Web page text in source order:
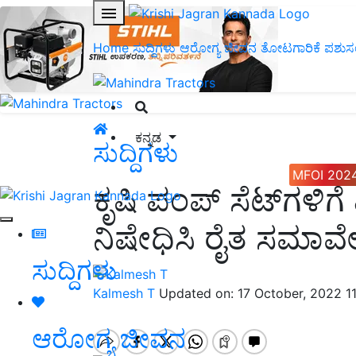
Home ಸುದ್ದಿಗಳು ಆರೋಗ್ಯ ಜೀವನ ತೋಟಗಾರಿಕೆ
ಕನ್ನಡ
MFOI
ಸುದ್ದಿಗಳು
ಆರೋಗ್ಯ ಜೀವನ
ಸುದ್ದಿಗಳು
ಕೃಷಿ ಪಂಪ್
ನಿಷೇಧಿಸಿ ರೈತ
Kalmesh T Updated on: 17 October, 2022